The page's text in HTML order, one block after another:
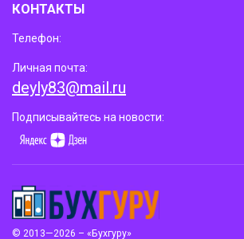
© 2013—2026 – «Бухгуру»
КОНТАКТЫ
Телефон:
Личная почта:
deyly83@mail.ru
Подписывайтесь на новости: